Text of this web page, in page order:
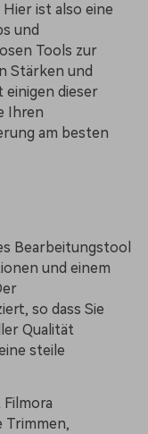
ist also eine
und
Tools zur
Stärken und
einigen dieser
Ihren
am besten
Bearbeitungstool
und einem
so dass Sie
Qualität
steile
Trimmen,